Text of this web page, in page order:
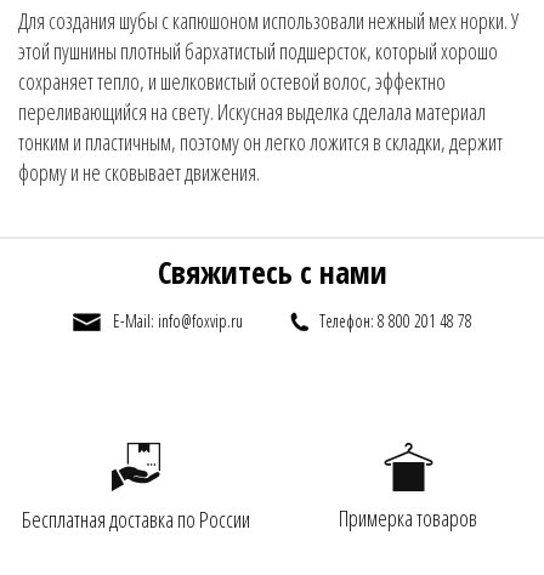
Для создания шубы с капюшоном использовали нежный мех норки. У
этой пушнины плотный бархатистый подшерсток, который хорошо
сохраняет тепло, и шелковистый остевой волос, эффектно
переливающийся на свету. Искусная выделка сделала материал
тонким и пластичным, поэтому он легко ложится в складки, держит
форму и не сковывает движения.
Свяжитесь с нами
E-Mail: info@foxvip.ru Телефон: 8 800 201 48 78
Бесплатная доставка по России Примерка товаров